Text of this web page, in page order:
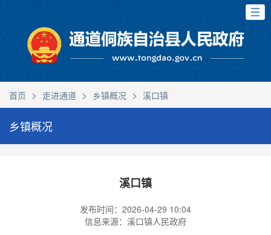
首页 > 走进通道 > 乡镇概况 > 溪口镇
乡镇概况
溪口镇
发布时间：2026-04-29 10:04
信息来源：溪口镇人民政府